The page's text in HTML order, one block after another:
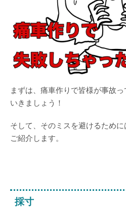
まずは、痛車作りで皆様が事故
いきましょう！
そして、そのミスを避けるため
ご紹介します。
採寸